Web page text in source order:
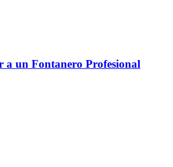
a un Fontanero Profesional